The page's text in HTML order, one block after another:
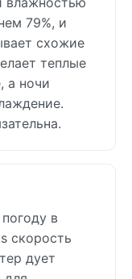
79%, и
схожие
теплые
а ночи
в
скорость
дует